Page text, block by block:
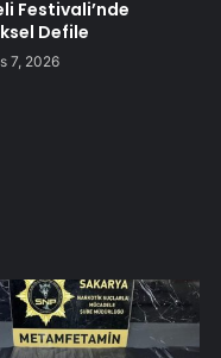
Festivali’nde
Defile
7, 2026